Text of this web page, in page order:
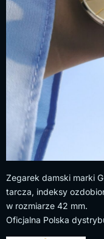
Zegarek damski marki
tarcza, indeksy
w rozmiarze 42 mm.
Oficjalna Polska